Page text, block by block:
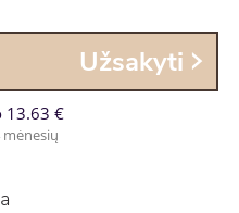
Užsakyti
13.63 €